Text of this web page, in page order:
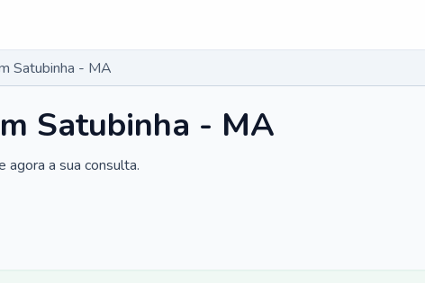
Satubinha - MA
Satubinha - MA
a sua consulta.